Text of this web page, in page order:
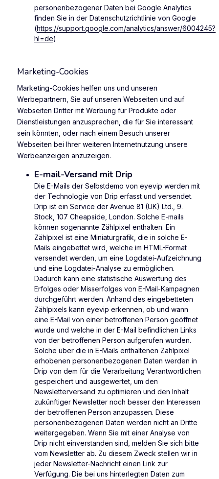
personenbezogener Daten bei Google Analytics
finden Sie in der Datenschutzrichtlinie von Google
(https://support.google.com/analytics/answer/6004245?
hl=de)
Marketing-Cookies
Marketing-Cookies helfen uns und unseren
Werbepartnern, Sie auf unseren Webseiten und auf
Webseiten Dritter mit Werbung für Produkte oder
Dienstleistungen anzusprechen, die für Sie interessant
sein könnten, oder nach einem Besuch unserer
Webseiten bei Ihrer weiteren Internetnutzung unsere
Werbeanzeigen anzuzeigen.
E-mail-Versand mit Drip
Die E-Mails der Selbstdemo von eyevip werden mit
der Technologie von Drip erfasst und versendet.
Drip ist ein Service der Avenue 81 (UK) Ltd., 9.
Stock, 107 Cheapside, London. Solche E-mails
können sogenannte Zählpixel enthalten. Ein
Zählpixel ist eine Miniaturgrafik, die in solche E-
Mails eingebettet wird, welche im HTML-Format
versendet werden, um eine Logdatei-Aufzeichnung
und eine Logdatei-Analyse zu ermöglichen.
Dadurch kann eine statistische Auswertung des
Erfolges oder Misserfolges von E-Mail-Kampagnen
durchgeführt werden. Anhand des eingebetteten
Zählpixels kann eyevip erkennen, ob und wann
eine E-Mail von einer betroffenen Person geöffnet
wurde und welche in der E-Mail befindlichen Links
von der betroffenen Person aufgerufen wurden.
Solche über die in E-Mails enthaltenen Zählpixel
erhobenen personenbezogenen Daten werden in
Drip von dem für die Verarbeitung Verantwortlichen
gespeichert und ausgewertet, um den
Newsletterversand zu optimieren und den Inhalt
zukünftiger Newsletter noch besser den Interessen
der betroffenen Person anzupassen. Diese
personenbezogenen Daten werden nicht an Dritte
weitergegeben. Wenn Sie mit einer Analyse von
Drip nicht einverstanden sind, melden Sie sich bitte
vom Newsletter ab. Zu diesem Zweck stellen wir in
jeder Newsletter-Nachricht einen Link zur
Verfügung. Die bei uns hinterlegten Daten zum